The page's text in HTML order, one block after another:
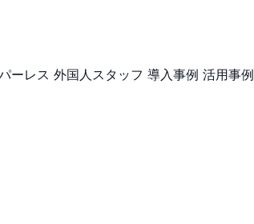
ーレス 外国人スタッフ 導入事例 活用事例